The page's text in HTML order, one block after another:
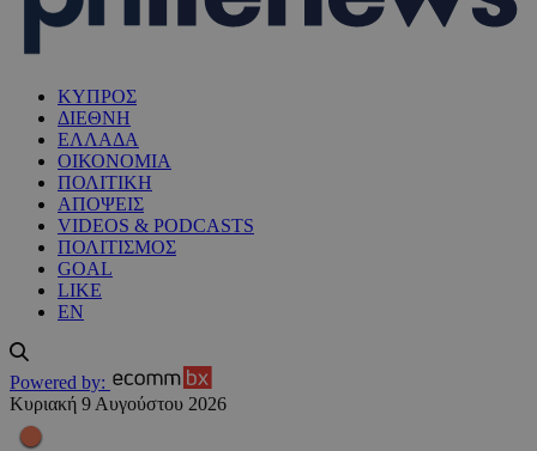
ΚΥΠΡΟΣ
ΔΙΕΘΝΗ
ΕΛΛΑΔΑ
ΟΙΚΟΝΟΜΙΑ
ΠΟΛΙΤΙΚΗ
ΑΠΟΨΕΙΣ
VIDEOS & PODCASTS
ΠΟΛΙΤΙΣΜΟΣ
GOAL
LIKE
EN
Powered by:
Κυριακή 9 Αυγούστου 2026